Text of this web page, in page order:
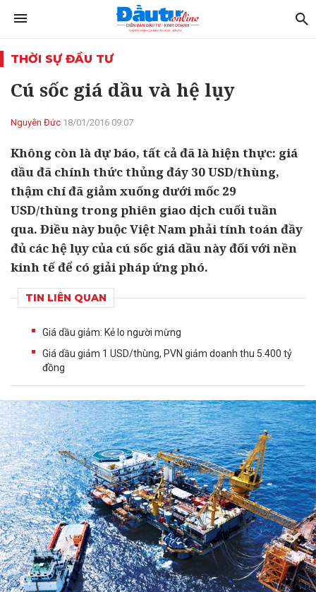
THỜI SỰ ĐẦU TƯ
Cú sốc giá dầu và hệ lụy
Nguyên Đức 18/01/2016 09:07
Không còn là dự báo, tất cả đã là hiện thực: giá
dầu đã chính thức thủng đáy 30 USD/thùng,
thậm chí đã giảm xuống dưới mốc 29
USD/thùng trong phiên giao dịch cuối tuần
qua. Điều này buộc Việt Nam phải tính toán đầy
đủ các hệ lụy của cú sốc giá dầu này đối với nền
kinh tế để có giải pháp ứng phó.
TIN LIÊN QUAN
Giá dầu giảm: Kẻ lo người mừng
Giá dầu giảm 1 USD/thùng, PVN giảm doanh thu 5.400 tỷ
đồng